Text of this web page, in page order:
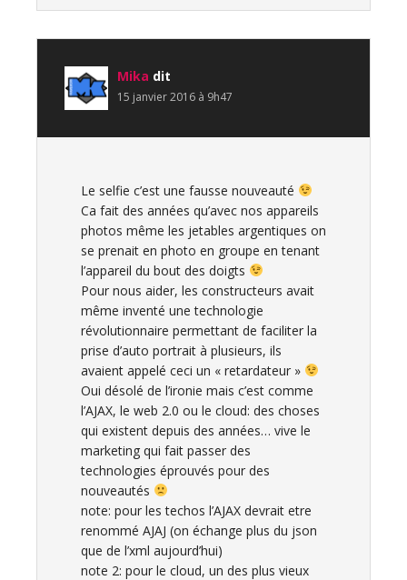
Mika dit
15 janvier 2016 à 9h47
Le selfie c’est une fausse nouveauté
Ca fait des années qu’avec nos appareils
photos même les jetables argentiques on
se prenait en photo en groupe en tenant
l’appareil du bout des doigts
Pour nous aider, les constructeurs avait
même inventé une technologie
révolutionnaire permettant de faciliter la
prise d’auto portrait à plusieurs, ils
avaient appelé ceci un « retardateur »
Oui désolé de l’ironie mais c’est comme
l’AJAX, le web 2.0 ou le cloud: des choses
qui existent depuis des années… vive le
marketing qui fait passer des
technologies éprouvés pour des
nouveautés
note: pour les techos l’AJAX devrait etre
renommé AJAJ (on échange plus du json
que de l’xml aujourd’hui)
note 2: pour le cloud, un des plus vieux